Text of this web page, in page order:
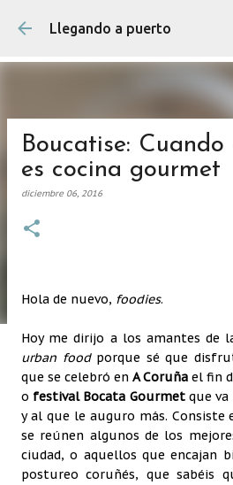
Ir al contenido
Llegando a puerto
Boucatise:
es cocina gourmet
diciembre 06, 2016
Hola de nuevo, foodies.
Hoy me dirijo a los amantes de
urban foodporque sé que
que se celebró en A Coruña el fin
o festival Bocata Gourmet que
y al que le auguro más. Consiste
se reúnen algunos de los
ciudad, o aquellos que encajan
postureo coruñés, que sabéis